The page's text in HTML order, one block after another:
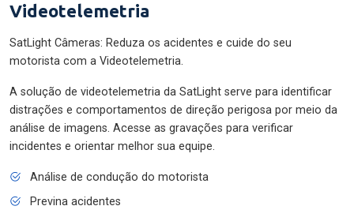
Videotelemetria
SatLight Câmeras: Reduza os acidentes e cuide do seu
motorista com a Videotelemetria.
A solução de videotelemetria da SatLight serve para identificar
distrações e comportamentos de direção perigosa por meio da
análise de imagens. Acesse as gravações para verificar
incidentes e orientar melhor sua equipe.
Análise de condução do motorista
Previna acidentes